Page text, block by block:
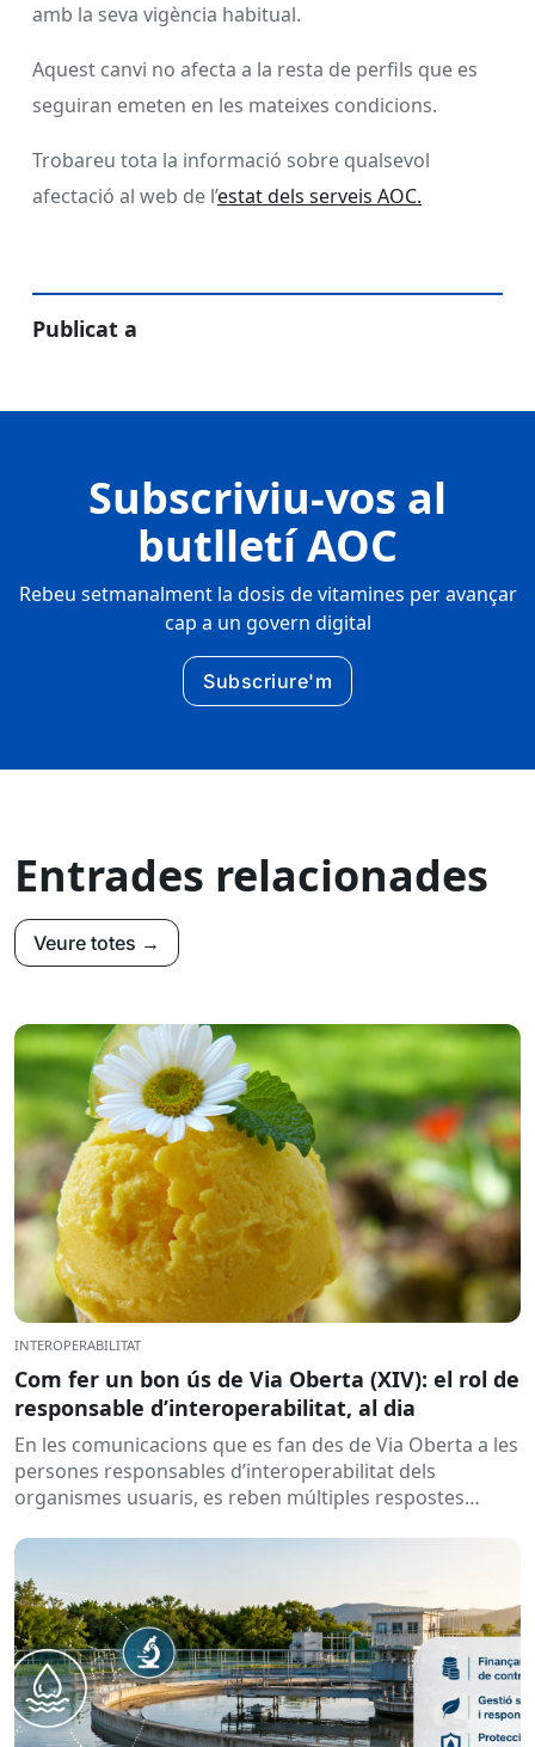
amb la seva vigència habitual.
Aquest canvi no afecta a la resta de perfils que es
seguiran emeten en les mateixes condicions.
Trobareu tota la informació sobre qualsevol
afectació al web de l’estat dels serveis AOC.
Publicat a
Subscriviu-vos al
butlletí AOC
Rebeu setmanalment la dosis de vitamines per avançar
cap a un govern digital
Subscriure'm
Entrades relacionades
Veure totes →
INTEROPERABILITAT
Com fer un bon ús de Via Oberta (XIV): el rol de
responsable d’interoperabilitat, al dia
En les comunicacions que es fan des de Via Oberta a les
persones responsables d’interoperabilitat dels
organismes usuaris, es reben múltiples respostes